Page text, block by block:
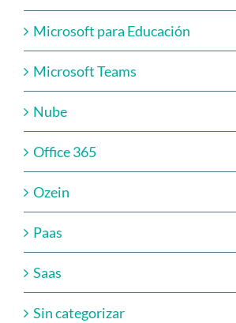
Microsoft para Educación
Microsoft Teams
Nube
Office 365
Ozein
Paas
Saas
Sin categorizar